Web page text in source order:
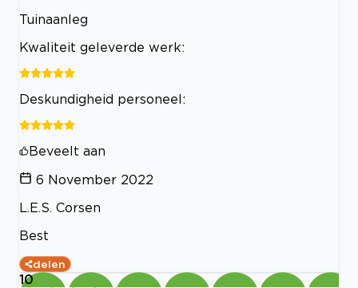
Tuinaanleg
Kwaliteit geleverde werk:
Deskundigheid personeel:
Beveelt aan
6 November 2022
L.E.S. Corsen
Best
delen
10